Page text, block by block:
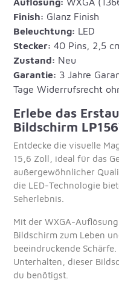
Finish: Glanz Finish
Beleuchtung: LED
Stecker: 40 Pins, 2,5
Zustand: Neu
Garantie: 3 Jahre
Tage Widerrufsrecht
Erlebe das
Bildschirm
Entdecke die visuelle
15,6 Zoll, ideal für das
außergewöhnlicher
die LED-Technologie
Seherlebnis.
Mit der WXGA-
Bildschirm zum Leben
beeindruckende
Unterhalten, dieser
du benötigst.